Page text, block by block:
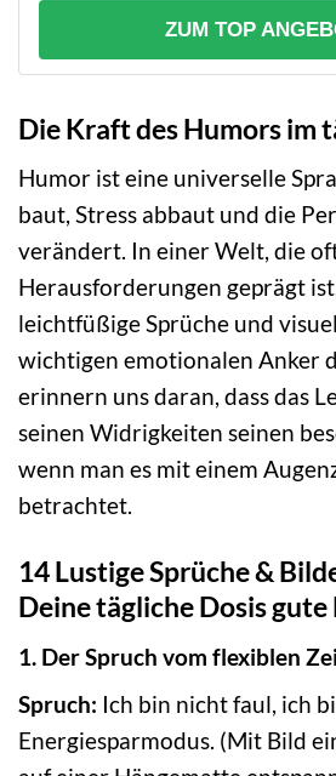
ZUM TOP
Die Kraft des Humors im
Humor ist eine universelle
baut, Stress abbaut und die
verändert. In einer Welt, die
Herausforderungen geprägt
leichtfüßige Sprüche und
wichtigen emotionalen Anker
erinnern uns daran, dass das
seinen Widrigkeiten seinen
wenn man es mit einem
betrachtet.
14 Lustige Sprüche &
Deine tägliche Dosis gute
1. Der Spruch vom flexiblen
Spruch: Ich bin nicht faul, ich
Energiesparmodus. (Mit Bild